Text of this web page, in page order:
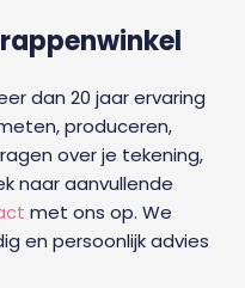
dan 20 jaar ervaring
produceren,
over je tekening,
naar aanvullende
met ons op. We
en persoonlijk advies